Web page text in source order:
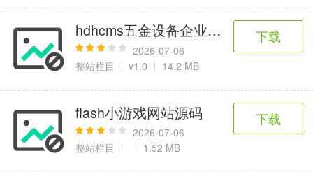
资讯阅读
1万+款应用
学习办公
3万+款应用
生活服务
2万+款应用
医疗健康
6千+款应用
母婴育儿
2百+款应用
趣味娱乐
3千+款应用
hdhcms五金设备企业网点源码
2026-07-06
整站栏目
v1.0 14.2 MB
下载
flash小游戏网站源码
2026-07-06
整站栏目
1.52 MB
下载